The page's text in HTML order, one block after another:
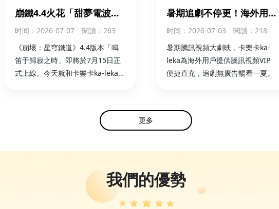
崩鐵4.4火花「甜夢電波」
限時1350夢華！ka-leka海
时间 ：2026-07-07
閱讀：263
《崩壞：星穹鐵道》4.4版本「鳴
笛于歸寂之時」即將於7月15日正
式上線。今天就和卡樂卡ka-leka一
暑期追劇不停更！海外用
卡樂卡ka-leka輕鬆直充國
时间 ：2026-07-03
閱讀：218
暑期騰訊視頻大劇映，卡樂卡ka-
leka為海外用戶提供騰訊視頻VIP
便捷直充，追劇無廣告暢看一夏。
更多
我們的優勢